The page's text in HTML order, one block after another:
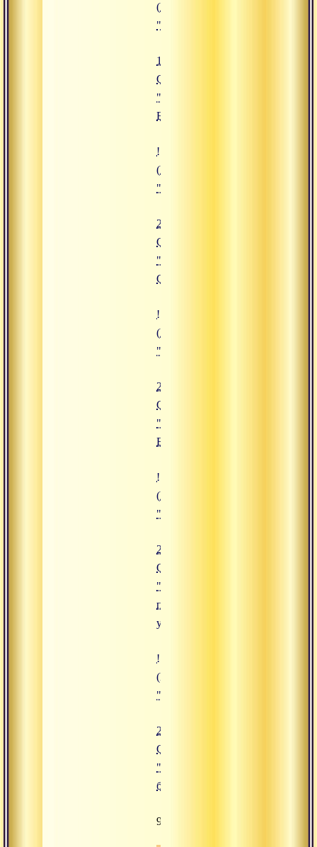
(https://www.advayta.org/upload/
"17.10.2019 Сатсанг
17.10.2019
Сатсанг
"Атмавичара и
Брахмавичара"
![29.08.2019 Сатсанг
(https://www.advayta.org/upload/
"29.08.2019 Сатсанг
29.08.2019
Сатсанг
"Круговорот
Сансары"
![26.08.2019 Сатсанг "Творец
(https://www.advayta.org/upload/
"26.08.2019 Сатсанг "Творец
26.08.2019
Сатсанг
"Творец
Брахма"
![24.08.2019 Сатсанг "Четыре
(https://www.advayta.org/upload/
"24.08.2019 Сатсанг "Четыре
24.08.2019
Сатсанг
"Четыре
полные
уверенности"
![22.08.2019 Сатсанг "Игры
(https://www.advayta.org/upload/
"22.08.2019 Сатсанг "Игры
22.08.2019
Сатсанг
"Игры
божеств"
911